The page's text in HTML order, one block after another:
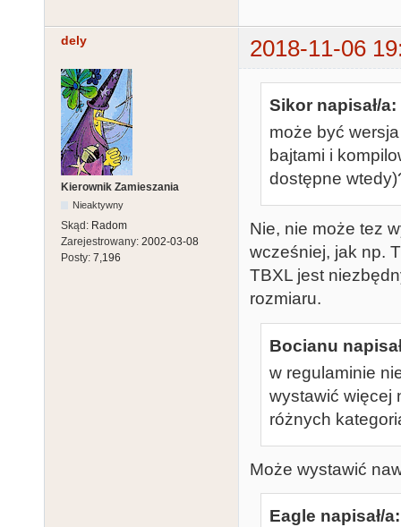
dely 2018-11-06
Kierownik Zamieszania
Nieaktywny
Skąd: Radom
Zarejestrowany: 2002-03-08
Posty: 7,196
Sikor napisał/a:
może być
bajtami i
dostępne
Nie, nie może tez
wcześniej, jak np.
TBXL jest
rozmiaru.
Bocianu
w regulaminie
wystawić więcej
różnych
Może wystawić
Eagle napisał/a: